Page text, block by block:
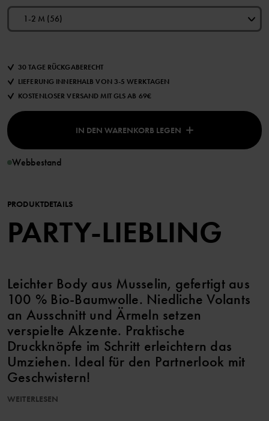
1-2 M (56)
30 TAGE RÜCKGABERECHT
LIEFERUNG INNERHALB VON 3-5 WERKTAGEN
KOSTENLOSER VERSAND MIT GLS AB 69€
IN DEN WARENKORB LEGEN
Webbestand
PRODUKTDETAILS
PARTY-LIEBLING
Leichter Body aus Musselin, gefertigt aus
100 % Bio-Baumwolle. Niedliche Volants
an Ausschnitt und Ärmeln setzen
verspielte Akzente. Praktische
Druckknöpfe im Schritt erleichtern das
Umziehen. Ideal für den Partnerlook mit
Geschwistern!
Artikelnummer
WEITERLESEN